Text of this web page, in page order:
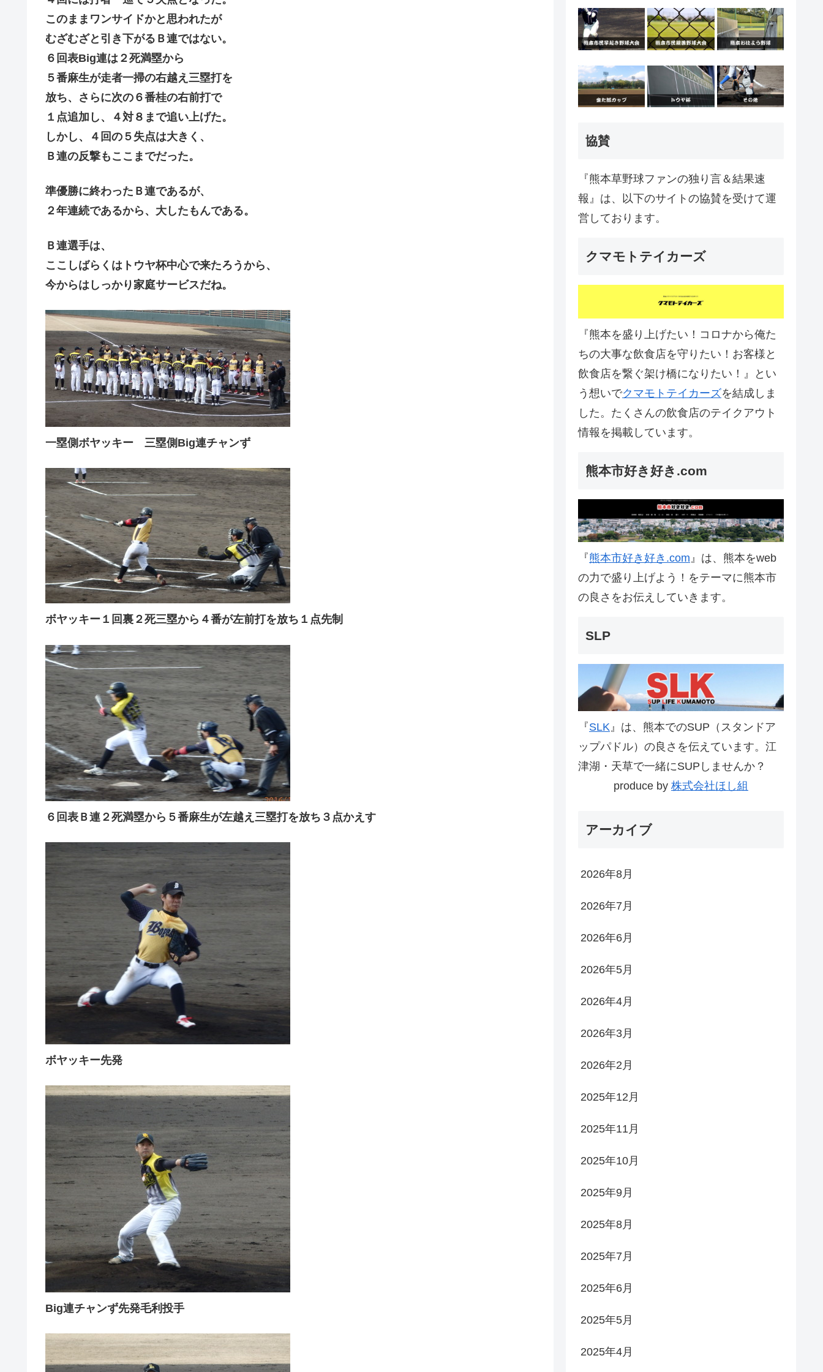
このままワンサイドかと思われたが
むざむざと引き下がるＢ連ではない。
６回表Big連は２死満塁から
５番麻生が走者一掃の右越え三塁打を
放ち、さらに次の６番桂の右前打で
１点追加し、４対８まで追い上げた。
しかし、４回の５失点は大きく、
Ｂ連の反撃もここまでだった。
準優勝に終わったＢ連であるが、
２年連続であるから、大したもんである。
Ｂ連選手は、
ここしばらくはトウヤ杯中心で来たろうから、
今からはしっかり家庭サービスだね。
一塁側ボヤッキー 三塁側Big連チャンず
ボヤッキー１回裏２死三塁から４番が左前打を放ち１点先制
６回表Ｂ連２死満塁から５番麻生が左越え三塁打を放ち３点かえす
ボヤッキー先発
Big連チャンず先発毛利投手
協賛
『熊本草野球ファンの独り言＆結果速
報』は、以下のサイトの協賛を受けて運
営しております。
クマモトテイカーズ
『熊本を盛り上げたい！コロナから俺た
ちの大事な飲食店を守りたい！お客様と
飲食店を繋ぐ架け橋になりたい！』とい
う想いでクマモトテイカーズを結成しま
した。たくさんの飲食店のテイクアウト
情報を掲載しています。
熊本市好き好き.com
『熊本市好き好き.com 』は、熊本をweb
の力で盛り上げよう！をテーマに熊本市
の良さをお伝えしていきます。
SLP
『SLK 』は、熊本でのSUP（スタンドア
ップパドル）の良さを伝えています。江
津湖・天草で一緒にSUPしませんか？
produce by 株式会社ほし組
アーカイブ
2026年8月
2026年7月
2026年6月
2026年5月
2026年4月
2026年3月
2026年2月
2025年12月
2025年11月
2025年10月
2025年9月
2025年8月
2025年7月
2025年6月
2025年5月
2025年4月